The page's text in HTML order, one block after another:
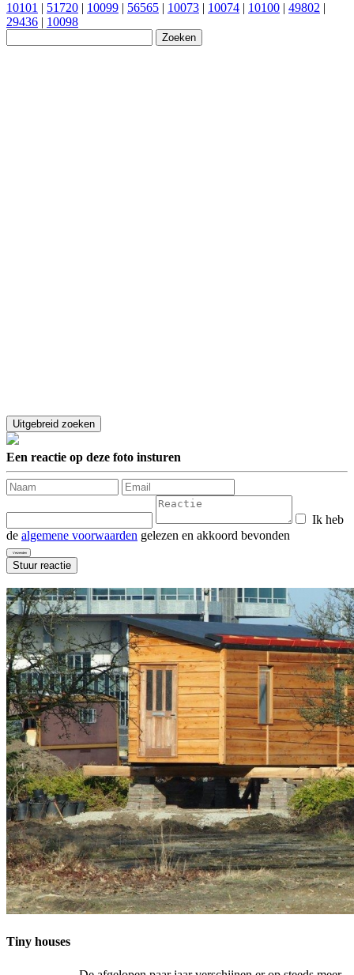
10101 | 51720 | 10099 | 56565 | 10073 | 10074 | 10100 | 49802 |
29436 | 10098
Een reactie op deze foto insturen
Ik heb
de algemene voorwaarden gelezen en akkoord bevonden
Tiny houses